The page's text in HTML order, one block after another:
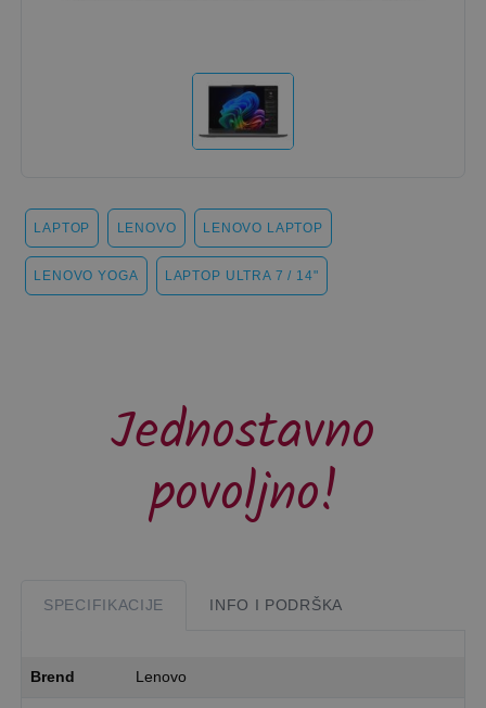
LAPTOP LENOVO LENOVO LAPTOP
LENOVO YOGA LAPTOP ULTRA 7 / 14"
Jednostavno
povoljno!
SPECIFIKACIJE INFO I PODRŠKA
Brend Lenovo